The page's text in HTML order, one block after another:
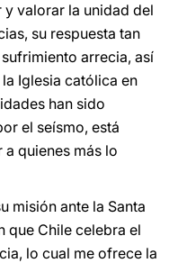
valorar la unidad del
su respuesta tan
arrecia, así
Iglesia católica en
han sido
el seísmo, está
quienes más lo
misión ante la Santa
que Chile celebra el
lo cual me ofrece la